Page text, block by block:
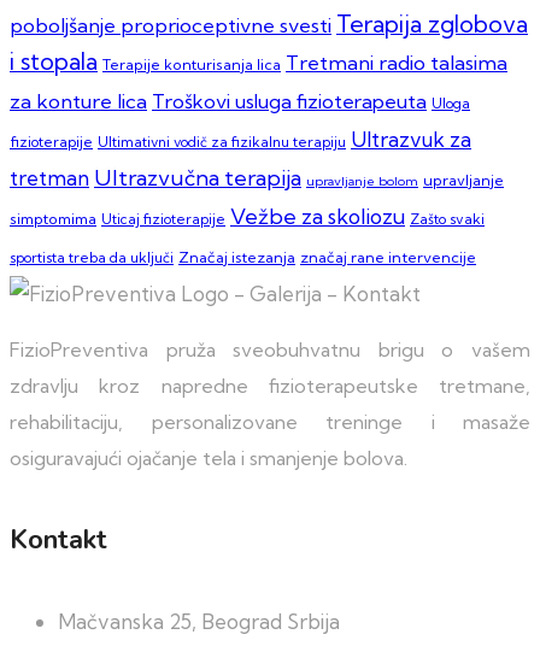
poboljšanje proprioceptivne svesti Terapija zglobova
i stopala Terapije konturisanja lica Tretmani radio talasima
za konture lica Troškovi usluga fizioterapeuta Uloga
fizioterapije Ultimativni vodič za fizikalnu terapiju Ultrazvuk za
tretman Ultrazvučna terapija upravljanje bolom upravljanje
simptomima Uticaj fizioterapije Vežbe za skoliozu Zašto svaki
sportista treba da uključi Značaj istezanja značaj rane intervencije
FizioPreventiva pruža sveobuhvatnu brigu o vašem
zdravlju kroz napredne fizioterapeutske tretmane,
rehabilitaciju, personalizovane treninge i masaže
osiguravajući ojačanje tela i smanjenje bolova.
Kontakt
Mačvanska 25, Beograd Srbija